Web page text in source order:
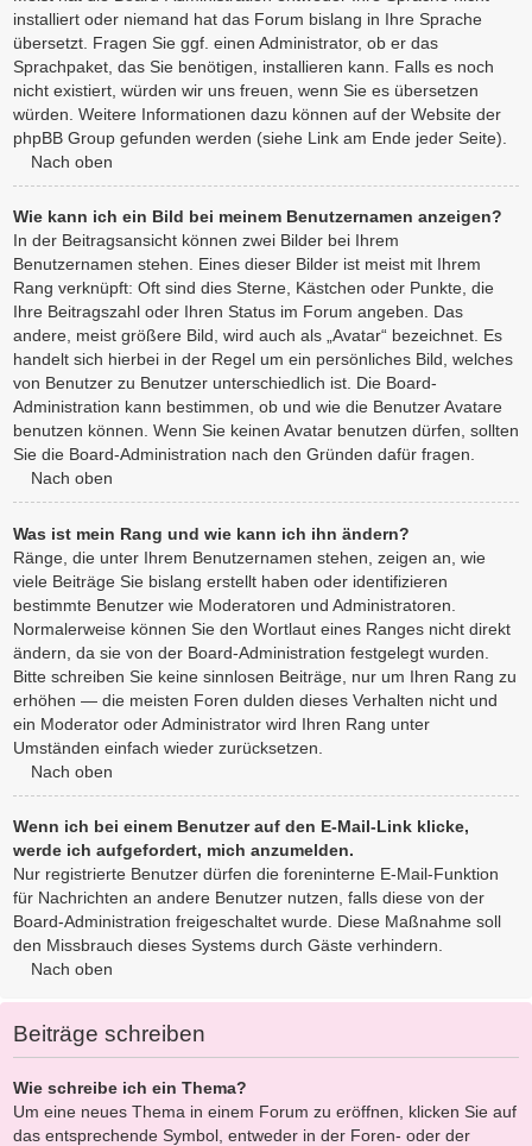
installiert oder niemand hat das Forum bislang in Ihre Sprache
übersetzt. Fragen Sie ggf. einen Administrator, ob er das
Sprachpaket, das Sie benötigen, installieren kann. Falls es noch
nicht existiert, würden wir uns freuen, wenn Sie es übersetzen
würden. Weitere Informationen dazu können auf der Website der
phpBB Group gefunden werden (siehe Link am Ende jeder Seite).
Nach oben
Wie kann ich ein Bild bei meinem Benutzernamen anzeigen?
In der Beitragsansicht können zwei Bilder bei Ihrem
Benutzernamen stehen. Eines dieser Bilder ist meist mit Ihrem
Rang verknüpft: Oft sind dies Sterne, Kästchen oder Punkte, die
Ihre Beitragszahl oder Ihren Status im Forum angeben. Das
andere, meist größere Bild, wird auch als „Avatar“ bezeichnet. Es
handelt sich hierbei in der Regel um ein persönliches Bild, welches
von Benutzer zu Benutzer unterschiedlich ist. Die Board-
Administration kann bestimmen, ob und wie die Benutzer Avatare
benutzen können. Wenn Sie keinen Avatar benutzen dürfen, sollten
Sie die Board-Administration nach den Gründen dafür fragen.
Nach oben
Was ist mein Rang und wie kann ich ihn ändern?
Ränge, die unter Ihrem Benutzernamen stehen, zeigen an, wie
viele Beiträge Sie bislang erstellt haben oder identifizieren
bestimmte Benutzer wie Moderatoren und Administratoren.
Normalerweise können Sie den Wortlaut eines Ranges nicht direkt
ändern, da sie von der Board-Administration festgelegt wurden.
Bitte schreiben Sie keine sinnlosen Beiträge, nur um Ihren Rang zu
erhöhen — die meisten Foren dulden dieses Verhalten nicht und
ein Moderator oder Administrator wird Ihren Rang unter
Umständen einfach wieder zurücksetzen.
Nach oben
Wenn ich bei einem Benutzer auf den E-Mail-Link klicke,
werde ich aufgefordert, mich anzumelden.
Nur registrierte Benutzer dürfen die foreninterne E-Mail-Funktion
für Nachrichten an andere Benutzer nutzen, falls diese von der
Board-Administration freigeschaltet wurde. Diese Maßnahme soll
den Missbrauch dieses Systems durch Gäste verhindern.
Nach oben
Beiträge schreiben
Wie schreibe ich ein Thema?
Um eine neues Thema in einem Forum zu eröffnen, klicken Sie auf
das entsprechende Symbol, entweder in der Foren- oder der